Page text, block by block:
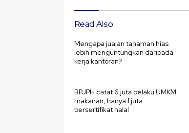
Read Also
Mengapa jualan tanaman hias
lebih menguntungkan daripada
kerja kantoran?
BPJPH catat 6 juta pelaku UMKM
makanan, hanya 1 juta
bersertifikat halal